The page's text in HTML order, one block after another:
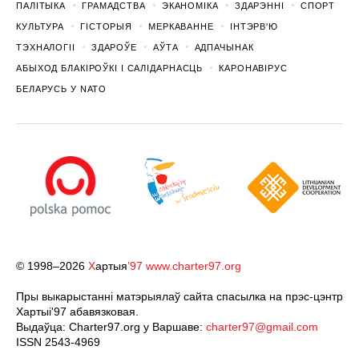
ПАЛІТЫКА ГРАМАДСТВА ЭКАНОМІКА ЗДАРЭННI СПОРТ
КУЛЬТУРА ГІСТОРЫЯ МЕРКАВАННЕ ІНТЭРВ'Ю
ТЭХНАЛОГІІ ЗДАРОЎЕ АЎТА АДПАЧЫНАК
АБЫХОД БЛАКІРОЎКІ І САЛІДАРНАСЦЬ КАРОНАВІРУС
БЕЛАРУСЬ У NATO
© 1998–2026 Хартыя’97 www.charter97.org
Пры выкарыстанні матэрыялаў сайта спасылка на прэс-цэнтр
Хартыi'97 абавязковая.
Выдаўца: Charter97.org у Варшаве: charter97@gmail.com
ISSN 2543-4969